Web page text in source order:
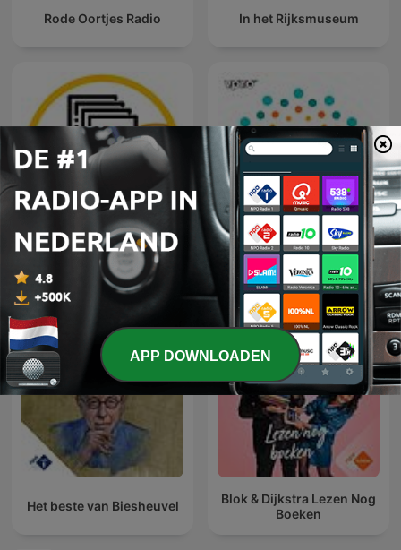
Rode Oortjes Radio In het Rijksmuseum
Middagvervolgverhaal Parel Radio
Het beste van Biesheuvel
Blok & Dijkstra Lezen Nog
Boeken
APP DOWNLOADEN